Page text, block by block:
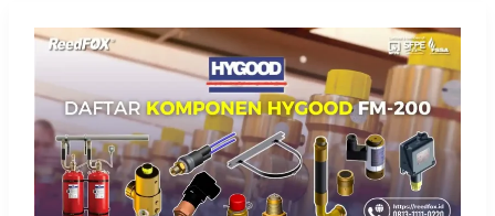
Maintenance
FM200
Novec
1230
Fire
Suppression
Systems
Mengacu
NFPA